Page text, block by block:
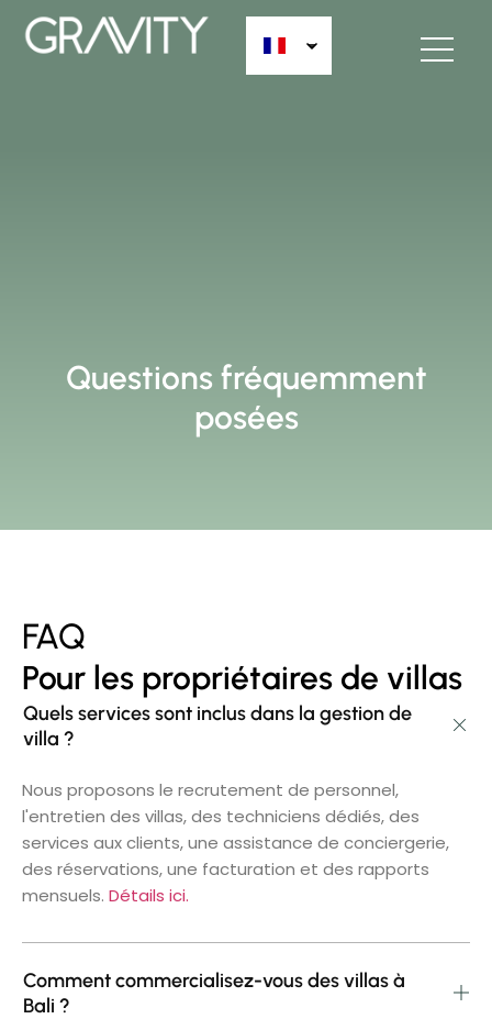
Questions fréquemment
posées
FAQ
Pour les propriétaires de villas
Quels services sont inclus dans la gestion de
villa ?
Nous proposons le recrutement de personnel,
l'entretien des villas, des techniciens dédiés, des
services aux clients, une assistance de conciergerie,
des réservations, une facturation et des rapports
mensuels. Détails ici.
Comment commercialisez-vous des villas à
Bali ?